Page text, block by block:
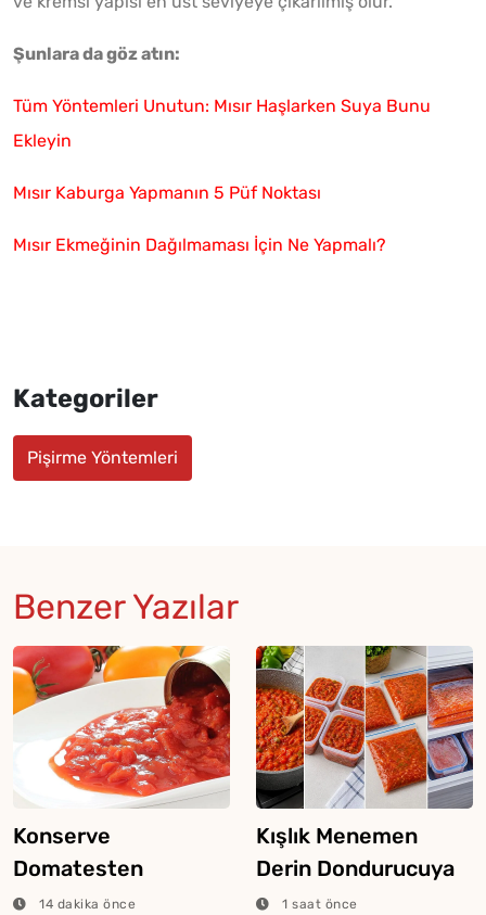
Şunlara da göz atın:
Tüm Yöntemleri Unutun: Mısır Haşlarken Suya Bunu
Ekleyin
Mısır Kaburga Yapmanın 5 Püf Noktası
Mısır Ekmeğinin Dağılmaması İçin Ne Yapmalı?
Kategoriler
Pişirme Yöntemleri
Benzer Yazılar
Konserve
Domatesten
Menemen Nasıl
14 dakika önce
Kışlık Menemen
Derin Dondurucuya
Nasıl Konur?
1 saat önce